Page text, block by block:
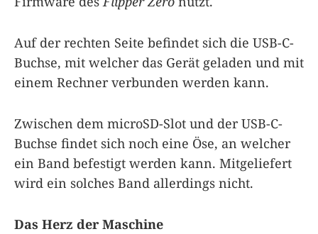
Auf der rechten Seite befindet sich die USB-C-
Buchse, mit welcher das Gerät geladen und mit
einem Rechner verbunden werden kann.
Zwischen dem microSD-Slot und der USB-C-
Buchse findet sich noch eine Öse, an welcher
ein Band befestigt werden kann. Mitgeliefert
wird ein solches Band allerdings nicht.
Das Herz der Maschine